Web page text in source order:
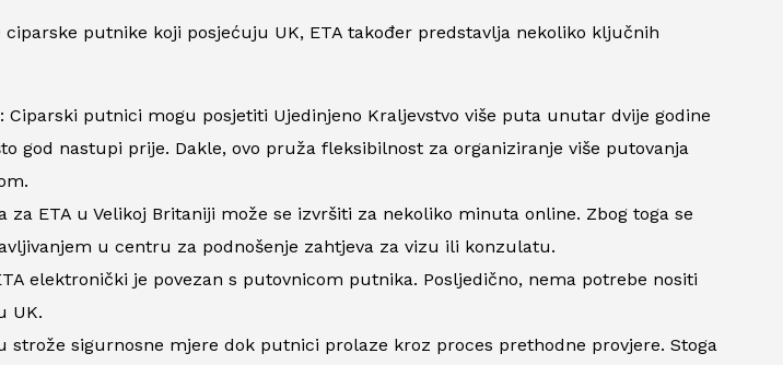
putnike koji posjećuju UK, ETA također predstavlja nekoliko ključnih
putnici mogu posjetiti Ujedinjeno Kraljevstvo više puta unutar dvije godine
god nastupi prije. Dakle, ovo pruža fleksibilnost za organiziranje više putovanja
za ETA u Velikoj Britaniji može se izvršiti za nekoliko minuta online. Zbog toga se
u centru za podnošenje zahtjeva za vizu ili konzulatu.
elektronički je povezan s putovnicom putnika. Posljedično, nema potrebe nositi
UK.
strože sigurnosne mjere dok putnici prolaze kroz proces prethodne provjere. Stoga